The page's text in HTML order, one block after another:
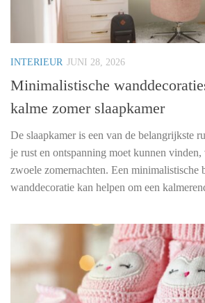
INTERIEUR JUNI 28, 2026
Minimalistische
kalme zomer slaapkamer
De slaapkamer is een van de belangrijkste
je rust en ontspanning moet kunnen
zwoele zomernachten. Een minimalistische
wanddecoratie kan helpen om een